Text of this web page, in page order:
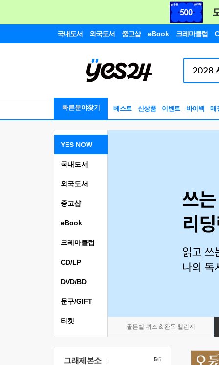
국내도서 외국도서 중고샵 eBook 크레마클럽
빠른분야찾기 베스트 신상품 이벤트 바이백 매
YES NOW
골든벨 퀴즈 & 완독 챌린지
국내도서
외국도서
중고샵
eBook
크레마클럽
CD/LP
DVD/BD
문구/GIFT
티켓
그래제본소 5/5